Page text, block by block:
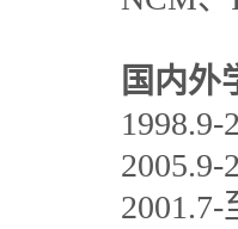
国内外